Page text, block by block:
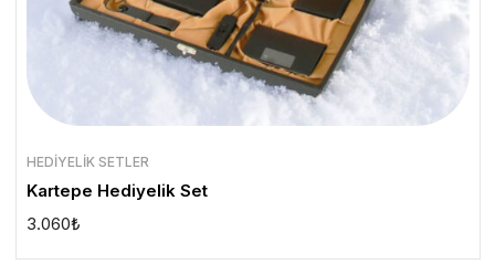
HEDIYELIK SETLER
Kartepe Hediyelik Set
3.060₺